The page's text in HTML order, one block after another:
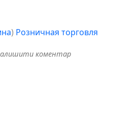
) Розничная торговля
коментар